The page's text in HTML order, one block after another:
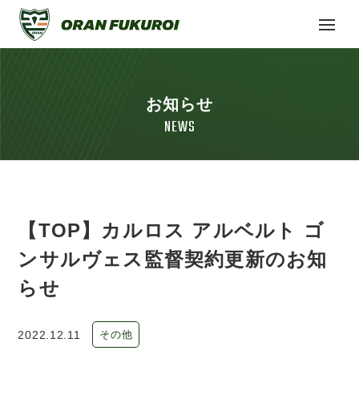
お知らせ
NEWS
【TOP】カルロス アルベルト ゴ
ンサルヴェス監督契約更新のお知
らせ
2022.12.11 その他